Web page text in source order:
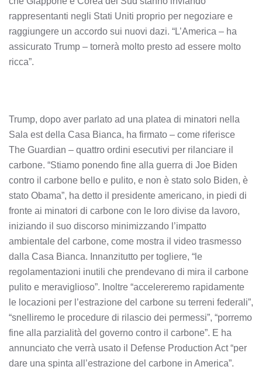
rappresentanti negli Stati Uniti proprio per negoziare e
raggiungere un accordo sui nuovi dazi. “L’America – ha
assicurato Trump – tornerà molto presto ad essere molto
ricca”.
Trump, dopo aver parlato ad una platea di minatori nella
Sala est della Casa Bianca, ha firmato – come riferisce
The Guardian – quattro ordini esecutivi per rilanciare il
carbone. “Stiamo ponendo fine alla guerra di Joe Biden
contro il carbone bello e pulito, e non è stato solo Biden, è
stato Obama”, ha detto il presidente americano, in piedi di
fronte ai minatori di carbone con le loro divise da lavoro,
iniziando il suo discorso minimizzando l’impatto
ambientale del carbone, come mostra il video trasmesso
dalla Casa Bianca. Innanzitutto per togliere, “le
regolamentazioni inutili che prendevano di mira il carbone
pulito e meraviglioso”. Inoltre “accelereremo rapidamente
le locazioni per l’estrazione del carbone su terreni federali”,
“snelliremo le procedure di rilascio dei permessi”, “porremo
fine alla parzialità del governo contro il carbone”. E ha
annunciato che verrà usato il Defense Production Act “per
dare una spinta all’estrazione del carbone in America”.